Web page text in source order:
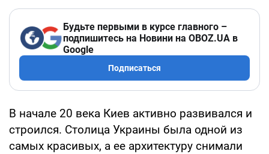
Будьте первыми в курсе главного –
подпишитесь на Новини на OBOZ.UA в
Google
Подписаться
В начале 20 века Киев активно развивался и
строился. Столица Украины была одной из
самых красивых, а ее архитектуру снимали